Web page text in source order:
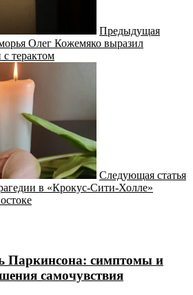
Предыдущая
Олег Кожемяко выразил
с терактом
Следующая статья
в «Крокус-Сити-Холле»
Паркинсона: симптомы и
самочувствия